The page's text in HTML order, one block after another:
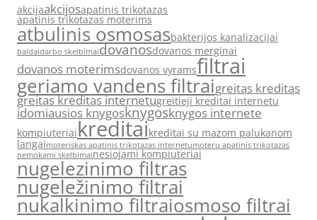
akcijaakcijosapatinis trikotazas
apatinis trikotazas moterims
atbulinis osmosasbakterijos kanalizacijai
baldaidarbo skelbimaidovanosdovanos merginai
dovanos moterimsdovanos vyramsfiltrai
geriamo vandens filtraigreitas kreditas
greitas kreditas internetugreitieji kreditai internetu
idomiausios knygosknygosknygos internete
kompiuteriaikreditaikreditai su mazom palukanom
langaimoteriskas apatinis trikotazas internetumoteru apatinis trikotazas
nemokami skelbimainesiojami kompiuteriai
nugelezinimo filtras
nugeležinimo filtrai
nukalkinimo filtraiosmoso filtrai